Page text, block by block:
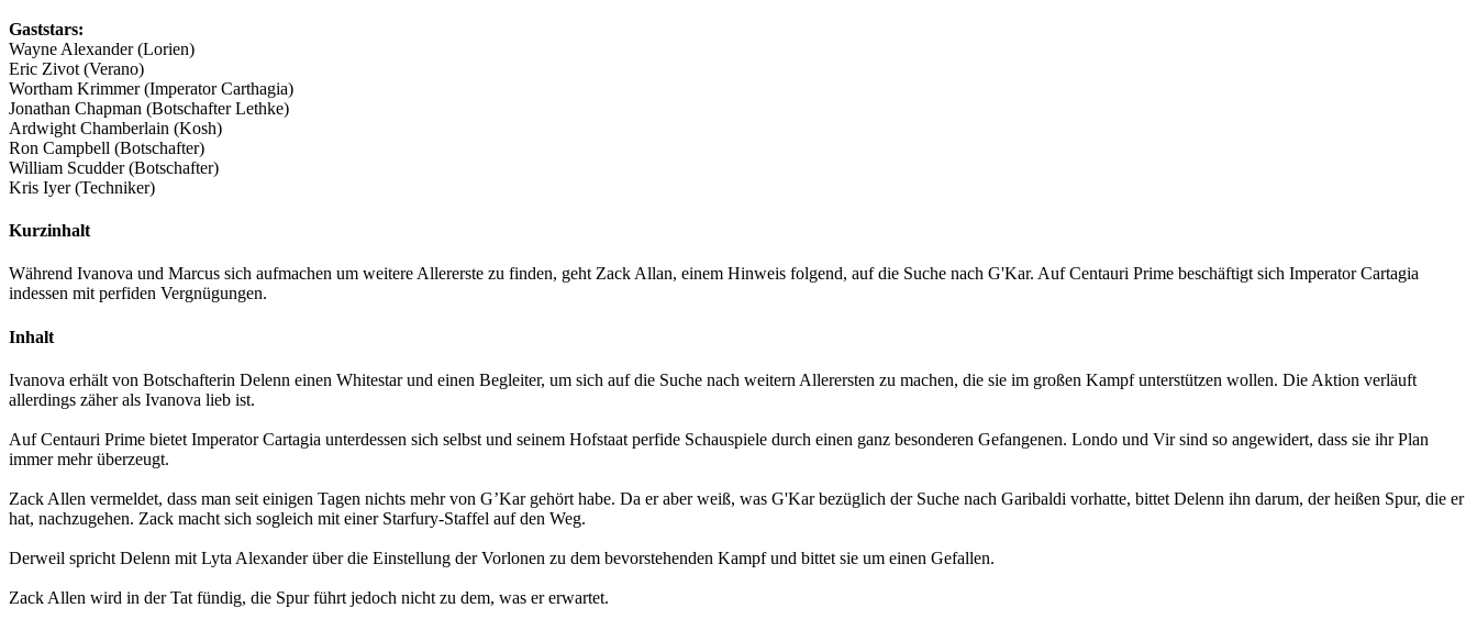
Gaststars:
Wayne Alexander (Lorien)
Eric Zivot (Verano)
Wortham Krimmer (Imperator Carthagia)
Jonathan Chapman (Botschafter Lethke)
Ardwight Chamberlain (Kosh)
Ron Campbell (Botschafter)
William Scudder (Botschafter)
Kris Iyer (Techniker)
Kurzinhalt
Während Ivanova und Marcus sich aufmachen um weitere Allererste zu finden, geht Zack Allan, einem Hinweis folgend, auf die Suche nach G'Kar. Auf Centauri Prime beschäftigt sich Imperator Cartagia
indessen mit perfiden Vergnügungen.
Inhalt
Ivanova erhält von Botschafterin Delenn einen Whitestar und einen Begleiter, um sich auf die Suche nach weitern Allerersten zu machen, die sie im großen Kampf unterstützen wollen. Die Aktion verläuft
allerdings zäher als Ivanova lieb ist.
Auf Centauri Prime bietet Imperator Cartagia unterdessen sich selbst und seinem Hofstaat perfide Schauspiele durch einen ganz besonderen Gefangenen. Londo und Vir sind so angewidert, dass sie ihr Plan
immer mehr überzeugt.
Zack Allen vermeldet, dass man seit einigen Tagen nichts mehr von G’Kar gehört habe. Da er aber weiß, was G'Kar bezüglich der Suche nach Garibaldi vorhatte, bittet Delenn ihn darum, der heißen Spur, die er
hat, nachzugehen. Zack macht sich sogleich mit einer Starfury-Staffel auf den Weg.
Derweil spricht Delenn mit Lyta Alexander über die Einstellung der Vorlonen zu dem bevorstehenden Kampf und bittet sie um einen Gefallen.
Zack Allen wird in der Tat fündig, die Spur führt jedoch nicht zu dem, was er erwartet.